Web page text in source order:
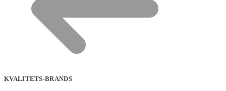
KVALITETS-BRANDS